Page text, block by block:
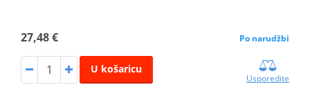
27,48 € Po narudžbi
U košaricu
Usporedite